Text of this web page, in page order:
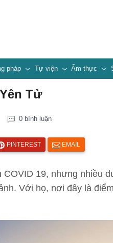
pháp Tự viện Ẩm thực
Tử
0 bình luận
PINTEREST EMAIL
19, nhưng nhiều
Với họ, nơi đây là